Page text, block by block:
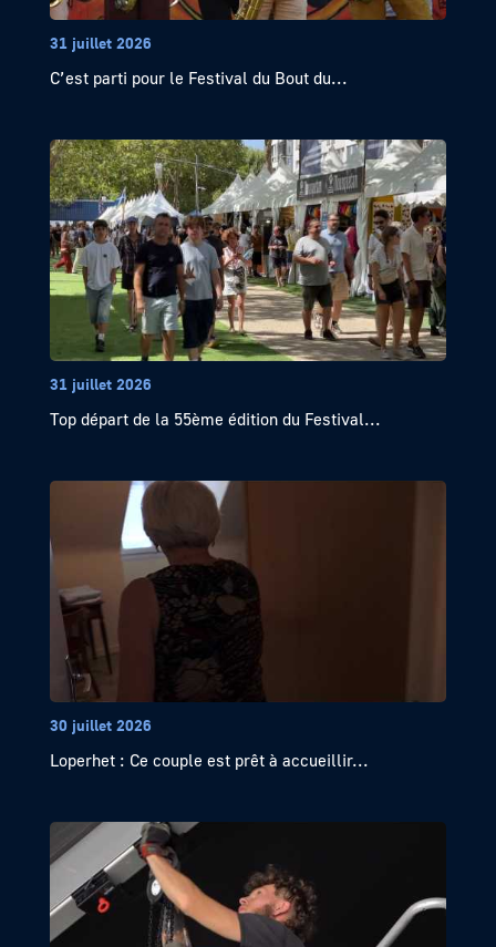
31 juillet 2026
C’est parti pour le Festival du Bout du...
31 juillet 2026
Top départ de la 55ème édition du Festival...
30 juillet 2026
Loperhet : Ce couple est prêt à accueillir...